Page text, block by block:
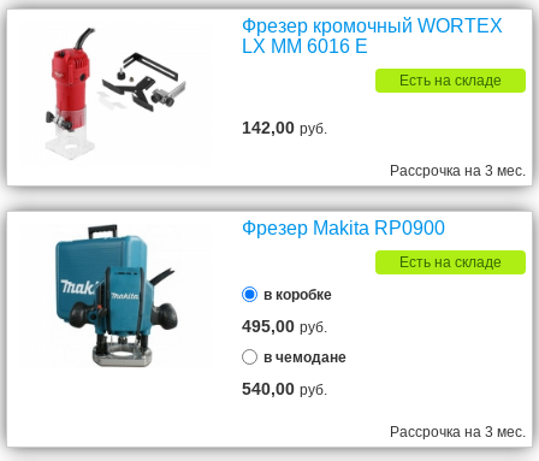
Фрезер кромочный WORTEX
LX MM 6016 E
Есть на складе
142,00руб.
Рассрочка на 3 мес.
Фрезер Makita RP0900
Есть на складе
в коробке
495,00руб.
в чемодане
540,00руб.
Рассрочка на 3 мес.